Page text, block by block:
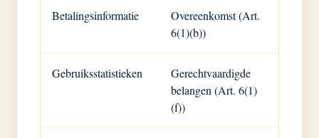
Betalingsinformatie
Overeenkomst (Art.
6(1)(b))
Gebruiksstatistieken
Gerechtvaardigde
belangen (Art. 6(1)
(f))